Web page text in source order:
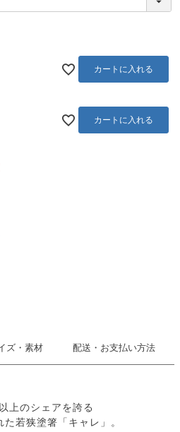
カートに入れる
カートに入れる
ズ・素材 配送・お支払い方法
上のシェアを誇る
若狭塗箸「キャレ」。